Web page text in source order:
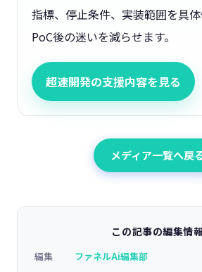
指標、停止条件、実装範囲を具体
PoC後の迷いを減らせます。
超速開発の支援内容を見る
メディア一覧へ戻
この記事の編集情報
編集
ファネルAi編集部